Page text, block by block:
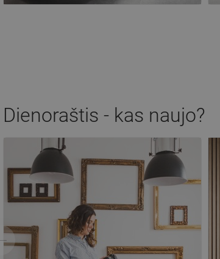
Dienoraštis - kas naujo?